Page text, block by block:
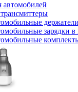
автомобилей
держатели
зарядки в